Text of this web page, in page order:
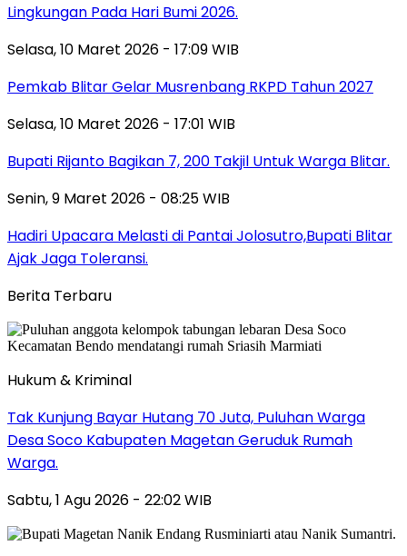
Lingkungan Pada Hari Bumi 2026.
Selasa, 10 Maret 2026 - 17:09 WIB
Pemkab Blitar Gelar Musrenbang RKPD Tahun 2027
Selasa, 10 Maret 2026 - 17:01 WIB
Bupati Rijanto Bagikan 7, 200 Takjil Untuk Warga Blitar.
Senin, 9 Maret 2026 - 08:25 WIB
Hadiri Upacara Melasti di Pantai Jolosutro,Bupati Blitar
Ajak Jaga Toleransi.
Berita Terbaru
Hukum & Kriminal
Tak Kunjung Bayar Hutang 70 Juta, Puluhan Warga
Desa Soco Kabupaten Magetan Geruduk Rumah
Warga.
Sabtu, 1 Agu 2026 - 22:02 WIB